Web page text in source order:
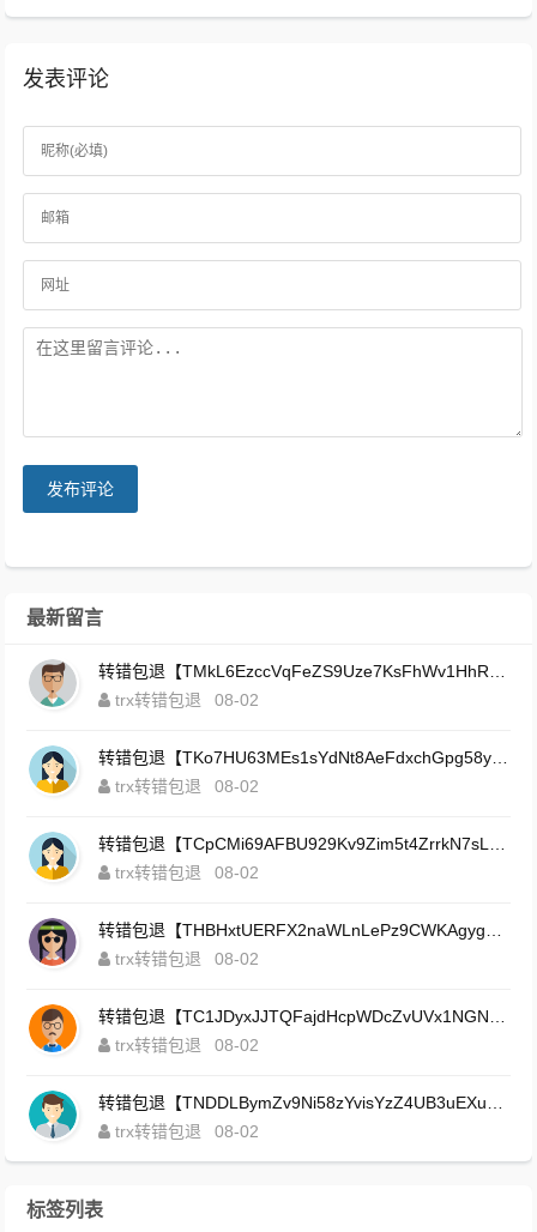
发表评论
发布评论
最新留言
trx转错包退
08-02
trx转错包退
08-02
trx转错包退
08-02
trx转错包退
08-02
trx转错包退
08-02
trx转错包退
08-02
标签列表